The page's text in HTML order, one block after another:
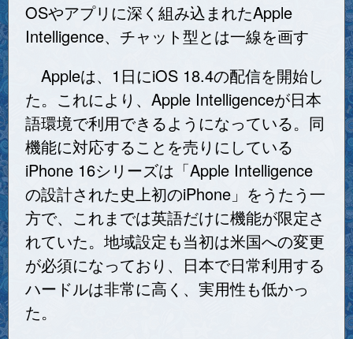
OSやアプリに深く組み込まれたApple
Intelligence、チャット型とは一線を画す
Appleは、1日にiOS 18.4の配信を開始し
た。これにより、Apple Intelligenceが日本
語環境で利用できるようになっている。同
機能に対応することを売りにしている
iPhone 16シリーズは「Apple Intelligence
の設計された史上初のiPhone」をうたう一
方で、これまでは英語だけに機能が限定さ
れていた。地域設定も当初は米国への変更
が必須になっており、日本で日常利用する
ハードルは非常に高く、実用性も低かっ
た。